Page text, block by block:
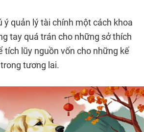
ý quản lý tài chính một cách khoa
tay quá trán cho những sở thích
tích lũy nguồn vốn cho những kế
tương lai.